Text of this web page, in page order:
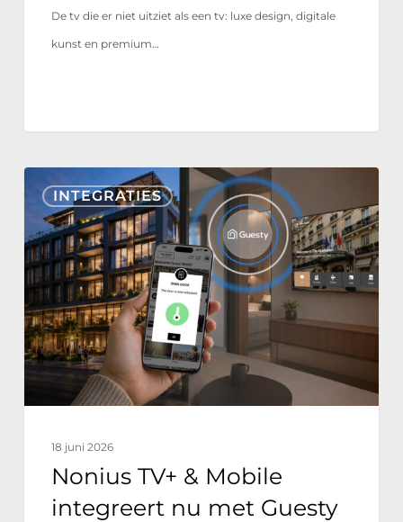
De tv die er niet uitziet als een tv: luxe design, digitale
kunst en premium…
INTEGRATIES
Nonius
TV+
&
Mobile
integreert
nu
met
Guesty
PMS
18 juni 2026
Nonius TV+ & Mobile
integreert nu met Guesty